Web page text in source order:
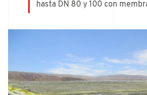
hasta DN 80 y 100 con